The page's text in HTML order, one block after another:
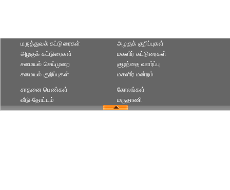
மருத்துவக் கட்டுரைகள்
அழகுக் கட்டுரைகள்
அழகுக் குறிப்புகள்
மகளிர் கட்டுரைகள்
சமையல் செய்முறை
சமையல் குறிப்புகள்
குழந்தை வளர்ப்பு
மகளிர் மன்றம்
சாதனை பெண்கள்
வீடு-தோட்டம்
கோலங்கள்
மருதாணி